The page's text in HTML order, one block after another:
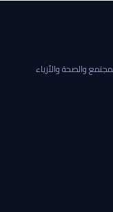
والصحة والأزياء